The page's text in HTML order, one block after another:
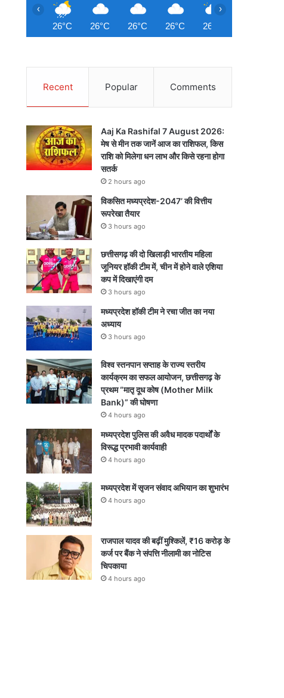
26°C 26°C 26°C 26°C 26°C
‹ ›
Recent Popular Comments
Aaj Ka Rashifal 7 August 2026:
मेष से मीन तक जानें आज का राशिफल, किस
राशि को मिलेगा धन लाभ और किसे रहना होगा
सतर्क
2 hours ago
विकसित मध्यप्रदेश-2047’ की वित्तीय
रूपरेखा तैयार
3 hours ago
छत्तीसगढ़ की दो खिलाड़ी भारतीय महिला
जूनियर हॉकी टीम में, चीन में होने वाले एशिया
कप में दिखाएंगी दम
3 hours ago
मध्यप्रदेश हॉकी टीम ने रचा जीत का नया
अध्याय
3 hours ago
विश्व स्तनपान सप्ताह के राज्य स्तरीय
कार्यक्रम का सफल आयोजन, छत्तीसगढ़ के
प्रथम “मातृ दूध कोष (Mother Milk
Bank)” की घोषणा
4 hours ago
मध्यप्रदेश पुलिस की अवैध मादक पदार्थों के
विरूद्ध प्रभावी कार्यवाही
4 hours ago
मध्यप्रदेश में सृजन संवाद अभियान का शुभारंभ
4 hours ago
राजपाल यादव की बढ़ीं मुश्किलें, ₹16 करोड़ के
कर्ज पर बैंक ने संपत्ति नीलामी का नोटिस
चिपकाया
4 hours ago